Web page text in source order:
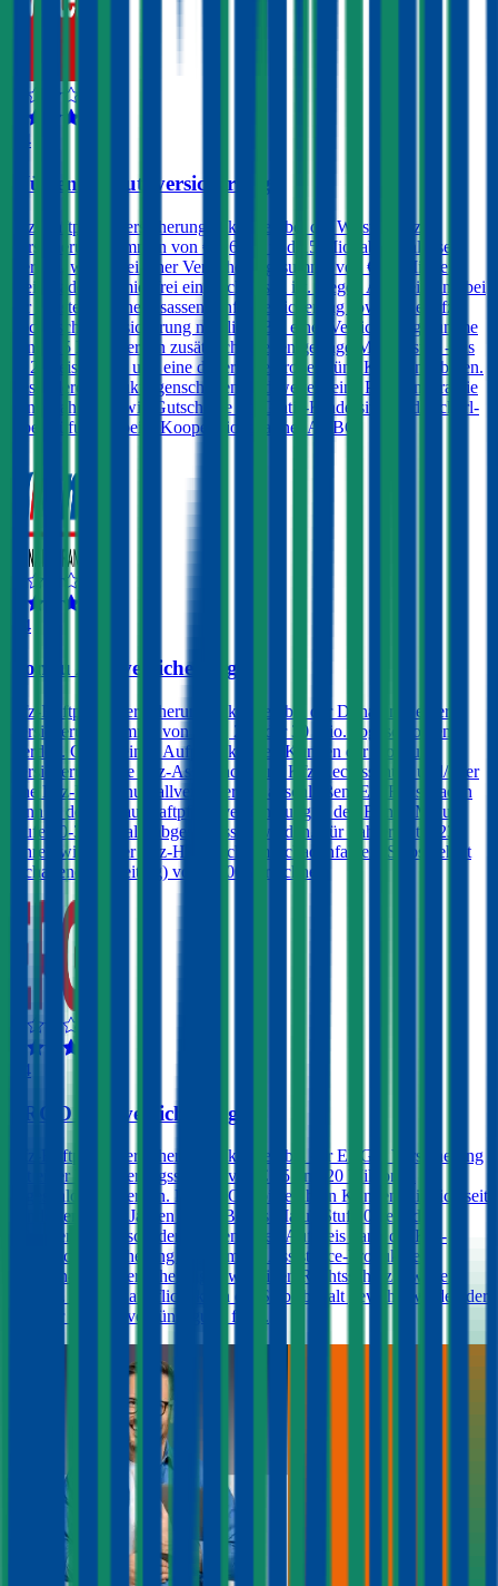
4,4
Wüstenrot Autoversicherung
Kfz-Haftpflichtversicherungen können bei der Wüstenrot zu
Versicherungssummen von € 7,6, 10 und 15 Mio. abgeschlossen
werden, wobei bei einer Versicherungssumme von € 15 Mio. ein
Freischaden prämienfrei eingeschlossen ist. Gegen Aufpreis sind bei
der Wüstenrot eine Insassen-Unfallversicherung sowie eine Kfz-
Rechtsschutzversicherung möglich. Bei einer Versicherungssumme
von € 15 Mio. werden zusätzlich - gegen geringe Mehrkosten - bis
zu 2 Freischäden und eine dauerhafte große grüne Karte angeboten.
Besondere Produkteigenschaften sind weiters eine Prämiengarantie
von 3 Jahren, sowie Gutscheine für Gratis-Kindersitze und Pickerl-
Überprüfungen beim Kooperationspartner ARBÖ.
4,4
Donau Autoversicherung
Kfz-Haftpflichtversicherungen können bei der Donau mit einer
Versicherungssumme von € 10, 20 oder 30 Mio. abgeschlossen
werden. Gegen einen Aufpreis können Kunden der Donau
Versicherung eine Kfz-Assistance, eine Kfz-Rechtsschutz und/oder
eine Kfz-Insassenunfallversicherung abschließen. Ein Freischaden
kann in der Donau-Haftpflichtversicherung in den Bonus-Malus-
Stufen 0-3 ebenfalls abgeschlossen werden. Für Fahrer unter 23
Jahren wird in der Kfz-Haftpflicht im Schadenfall ein Selbstbehalt
(Schadenersatzbeitrag) von € 400 verrechnet.
4,4
ERGO Autoversicherung
Kfz-Haftpflichtversicherungen können bei der ERGO Versicherung
mit einer Versicherungssumme von € 15 und 20 Millionen
abgeschlossen werden. Die ERGO bietet ihren Kunden, die sich seit
mindestens zwei Jahren in der Bonus Malus-Stufe 0 befinden,
unbegrenzte Freischäden. Gegen einen Aufpreis kann die Kfz-
Haftpflichtversicherung auch um ein Assistance-Produkt, eine
Insassen-Unfallversicherung sowie einen Rechtsschutz erweitert
werden. In der Haftpflicht kann ein Selbstbehalt gewählt werden der
zu einer Prämienvergünstigung führt.